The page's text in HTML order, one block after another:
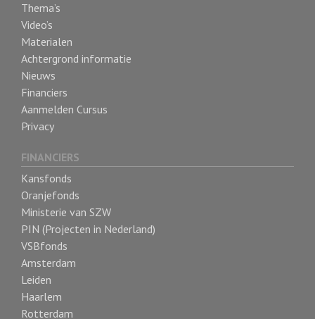
Thema’s
Video’s
Materialen
Achtergrond informatie
Nieuws
Financiers
Aanmelden Cursus
Privacy
FINANCIERS
Kansfonds
Oranjefonds
Ministerie van SZW
PIN (Projecten in Nederland)
VSBfonds
Amsterdam
Leiden
Haarlem
Rotterdam